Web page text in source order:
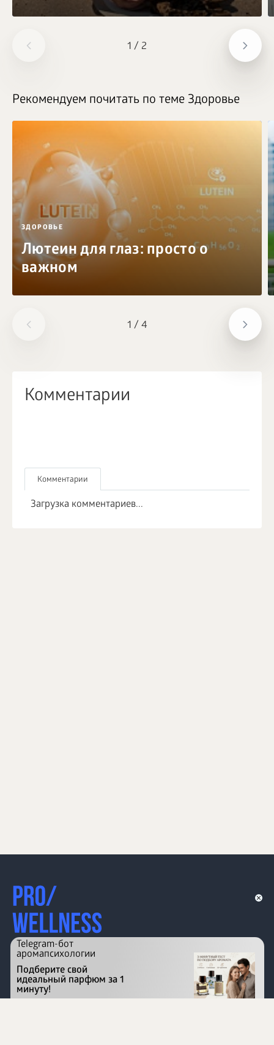
1 / 2
1 / 4
Рекомендуем почитать по теме Здоровье
ЗДОРОВЬЕ
Лютеин для глаз: просто о
важном
Комментарии
Комментарии
Загрузка комментариев...
Перейти на сайт
Telegram-бот
аромапсихологии
Подберите свой
идеальный парфюм за 1
минуту!